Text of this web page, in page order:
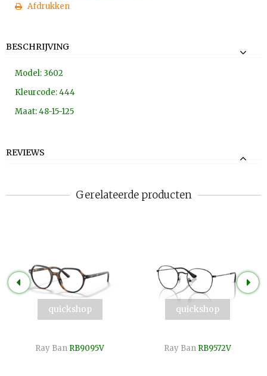
Afdrukken
BESCHRIJVING
Model: 3602
Kleurcode: 444
Maat: 48-15-125
REVIEWS
Gerelateerde producten
quickshop
Ray Ban RB9095V
quickshop
Ray Ban RB9572V